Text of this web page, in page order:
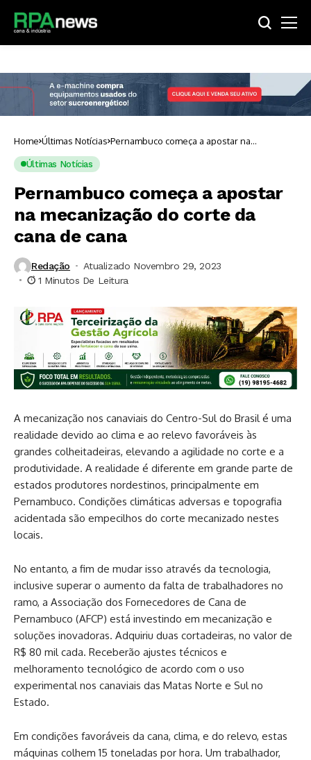
Home Últimas Notícias Pernambuco começa a apostar na
mecanização do corte da cana de cana
Últimas Notícias
Pernambuco começa a apostar
na mecanização do corte da
cana de cana
Redação
Atualizado Novembro 29, 2023
1 Minutos De Leitura
A mecanização nos canaviais do Centro-Sul do Brasil é uma
realidade devido ao clima e ao relevo favoráveis às
grandes colheitadeiras, elevando a agilidade no corte e a
produtividade. A realidade é diferente em grande parte de
estados produtores nordestinos, principalmente em
Pernambuco. Condições climáticas adversas e topografia
acidentada são empecilhos do corte mecanizado nestes
locais.
No entanto, a fim de mudar isso através da tecnologia,
inclusive superar o aumento da falta de trabalhadores no
ramo, a Associação dos Fornecedores de Cana de
Pernambuco (AFCP) está investindo em mecanização e
soluções inovadoras. Adquiriu duas cortadeiras, no valor de
R$ 80 mil cada. Receberão ajustes técnicos e
melhoramento tecnológico de acordo com o uso
experimental nos canaviais das Matas Norte e Sul no
Estado.
Em condições favoráveis da cana, clima, e do relevo, estas
máquinas colhem 15 toneladas por hora. Um trabalhador,